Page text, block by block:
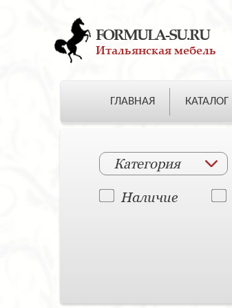
FORMULA-SU.RU
Итальянская мебель
ГЛАВНАЯ КАТАЛОГ
Категория
Наличие